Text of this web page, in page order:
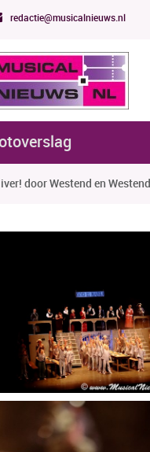
redactie@musicalnieuws.nl
door Westend en